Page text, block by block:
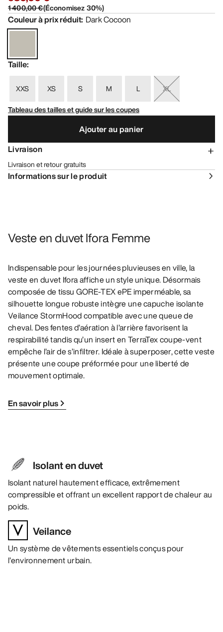
1 400,00 €(Économisez30%)
Couleur à prix réduit: Dark Cocoon
Taille:
XXS XS S M L
XL
Tableau des tailles et guide sur les coupes
Ajouter au panier
Livraison
Livraison et retour gratuits
Informations sur le produit
Veste en duvet Ifora Femme
Indispensable pour les journées pluvieuses en ville, la
veste en duvet Ifora affiche un style unique. Désormais
composée de tissu GORE-TEX ePE imperméable, sa
silhouette longue robuste intègre une capuche isolante
Veilance StormHood compatible avec une queue de
cheval. Des fentes d’aération à l’arrière favorisent la
respirabilité tandis qu’un insert en TerraTex coupe-vent
empêche l’air de s’infiltrer. Idéale à superposer, cette veste
présente une coupe préformée pour une liberté de
mouvement optimale.
En savoir plus
Isolant en duvet
Isolant naturel hautement efficace, extrêmement
compressible et offrant un excellent rapport de chaleur au
poids.
Veilance
Un système de vêtements essentiels conçus pour
l’environnement urbain.